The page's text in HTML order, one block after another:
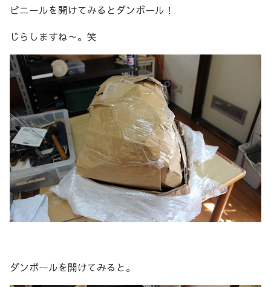
ビニールを開けてみるとダンボール！
じらしますね～。笑
ダンボールを開けてみると。